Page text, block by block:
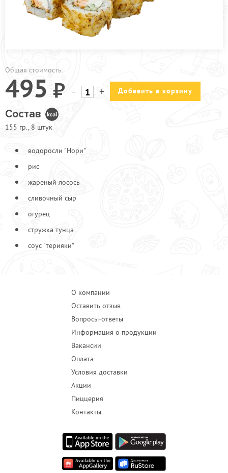
ПРОЧЕЕ
Общая стоимость:
495 - + Добавить в корзину
Состав
155 гр., 8 штук
водоросли "Нори"
рис
жареный лосось
сливочный сыр
огурец
стружка тунца
соус "терияки"
О компании
Оставить отзыв
Вопросы-ответы
Информация о продукции
Вакансии
Оплата
Условия доставки
Акции
Пиццерия
Контакты